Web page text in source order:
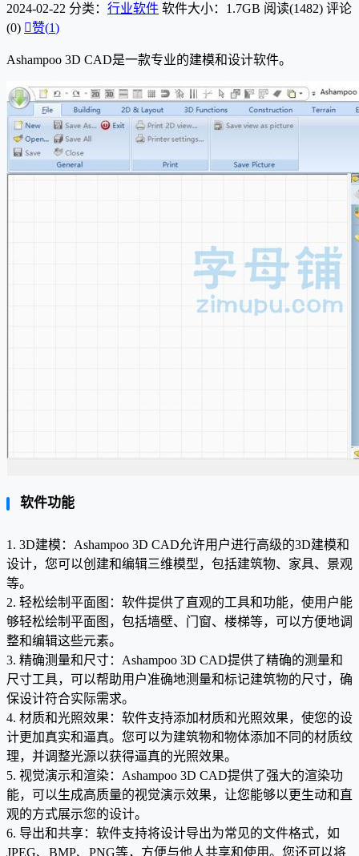
2024-02-22 分类： 行业软件 软件大小：1.7GB 阅读(1482) 评论
(0) 赞(1)
Ashampoo 3D CAD是一款专业的建模和设计软件。
软件功能
1. 3D建模：Ashampoo 3D CAD允许用户进行高级的3D建模和
设计，您可以创建和编辑三维模型，包括建筑物、家具、景观
等。
2. 轻松绘制平面图：软件提供了直观的工具和功能，使用户能
够轻松绘制平面图，包括墙壁、门窗、楼梯等，可以方便地调
整和编辑这些元素。
3. 精确测量和尺寸：Ashampoo 3D CAD提供了精确的测量和
尺寸工具，可以帮助用户准确地测量和标记建筑物的尺寸，确
保设计符合实际需求。
4. 材质和光照效果：软件支持添加材质和光照效果，使您的设
计更加真实和逼真。您可以为建筑物和物体添加不同的材质纹
理，并调整光源以获得逼真的光照效果。
5. 视觉演示和渲染：Ashampoo 3D CAD提供了强大的渲染功
能，可以生成高质量的视觉演示效果，让您能够以更生动和直
观的方式展示您的设计。
6. 导出和共享：软件支持将设计导出为常见的文件格式，如
JPEG、BMP、PNG等，方便与他人共享和使用。您还可以将